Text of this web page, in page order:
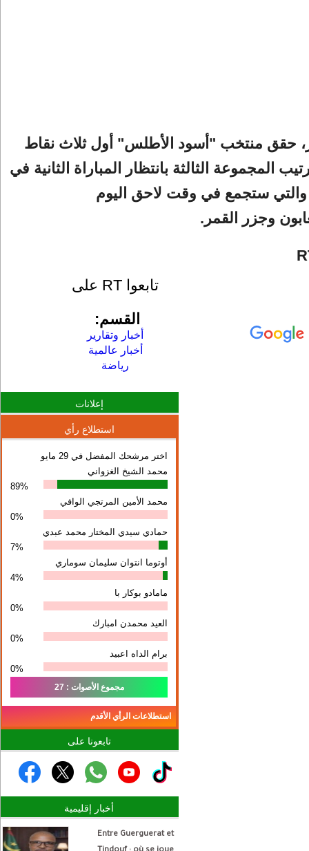
حقق منتخب "أسود الأطلس" أول ثلاث نقاط
المجموعة الثالثة بانتظار المباراة الثانية في
ستجمع في وقت لاحق اليوم
وجزر القمر.
تابعوا RT على
القسم:
أخبار وتقارير
أخبار عالمية
رياضة
إعلانات
استطلاع رأي
اختر مرشحك المفضل في 29 مايو
محمد الشيخ الغزواني
89%
محمد الأمين المرتجي الوافي
0%
حمادي سيدي المختار محمد عبدي
7%
أوتوما انتوان سلیمان سوماري
4%
مامادو بوكار با
0%
العيد محمدن امبارك
0%
برام الداه اعبيد
0%
مجموع الأصوات : 27
استطلاعات الرأي الأقدم
تابعونا على
أخبار إقليمية
Entre Guerguerat et